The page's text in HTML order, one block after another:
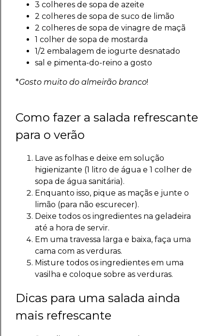
3 colheres de sopa de azeite
2 colheres de sopa de suco de limão
2 colheres de sopa de vinagre de maçã
1 colher de sopa de mostarda
1/2 embalagem de iogurte desnatado
sal e pimenta-do-reino a gosto
*Gosto muito do almeirão branco!
Como fazer a salada refrescante
para o verão
Lave as folhas e deixe em solução
higienizante (1 litro de água e 1 colher de
sopa de água sanitária).
Enquanto isso, pique as maçãs e junte o
limão (para não escurecer).
Deixe todos os ingredientes na geladeira
até a hora de servir.
Em uma travessa larga e baixa, faça uma
cama com as verduras.
Misture todos os ingredientes em uma
vasilha e coloque sobre as verduras.
Dicas para uma salada ainda
mais refrescante